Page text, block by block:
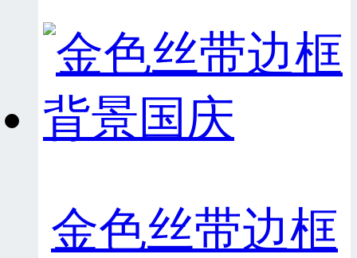
金色丝带边框